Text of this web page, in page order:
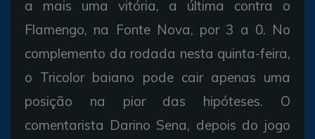
a mais uma vitória, a última contra o
Flamengo, na Fonte Nova, por 3 a 0. No
complemento da rodada nesta quinta-feira,
o Tricolor baiano pode cair apenas uma
posição na pior das hipóteses. O
comentarista Darino Sena, depois do jogo